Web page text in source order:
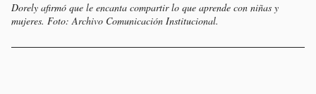
Dorely afirmó que le encanta compartir lo que aprende con niñas y
mujeres. Foto: Archivo Comunicación Institucional.